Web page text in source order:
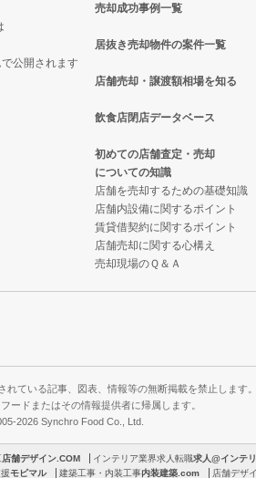
覧
覧
公開されます
売却成功事例一覧
居抜き売却物件の案件一覧
店舗売却・譲渡額相場を知る
飲食店閉店データベース
初めての店舗査定・売却
についての知識
店舗を売却するための基礎知識
店舗内設備に関するポイント
賃貸借契約に関するポイント
店舗売却に関する心構え
売却現場のＱ＆Ａ
れている記事、図表、情報等の無断掲載を禁止します。
ードまたはその情報提供者に帰属します。
2026 Synchro Food Co., Ltd.
店舗デザイン.COM インテリア業界求人転職求人@インテ
モビマル 建築工事・内装工事内装建築.com 店舗デザ